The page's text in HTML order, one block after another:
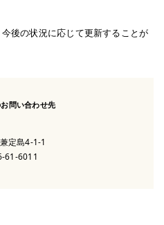
後の状況に応じて更新することが
問い合わせ先
定島4-1-1
61-6011